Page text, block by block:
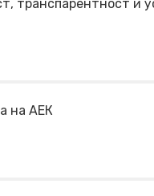
транспарентност и
на АЕК